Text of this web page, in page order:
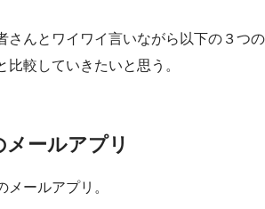
さんとワイワイ言いながら以下の３つの
比較していきたいと思う。
メールアプリ
メールアプリ。